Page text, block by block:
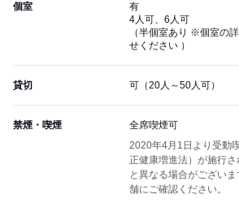
個室
有
4人可、6人可
（半個室あり ※個室の
せください ）
貸切 可（20人～50人可）
禁煙・喫煙
全席喫煙可
2020年4月1日より受動
正健康増進法）が施行
と異なる場合がござい
舗にご確認ください。